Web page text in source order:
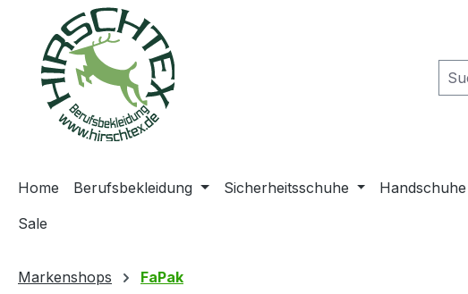
Zur Hauptnavigation springen
Home Berufsbekleidung Sicherheitsschuhe Handschuhe
Sale
Markenshops FaPak